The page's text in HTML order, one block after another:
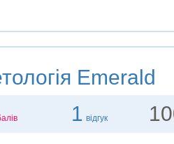
Emerald
1 відгук